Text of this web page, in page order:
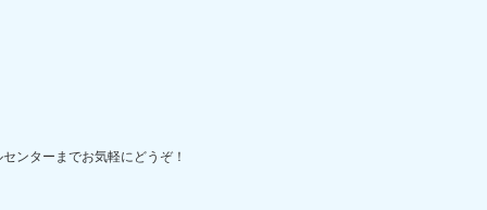
ンターまでお気軽にどうぞ！